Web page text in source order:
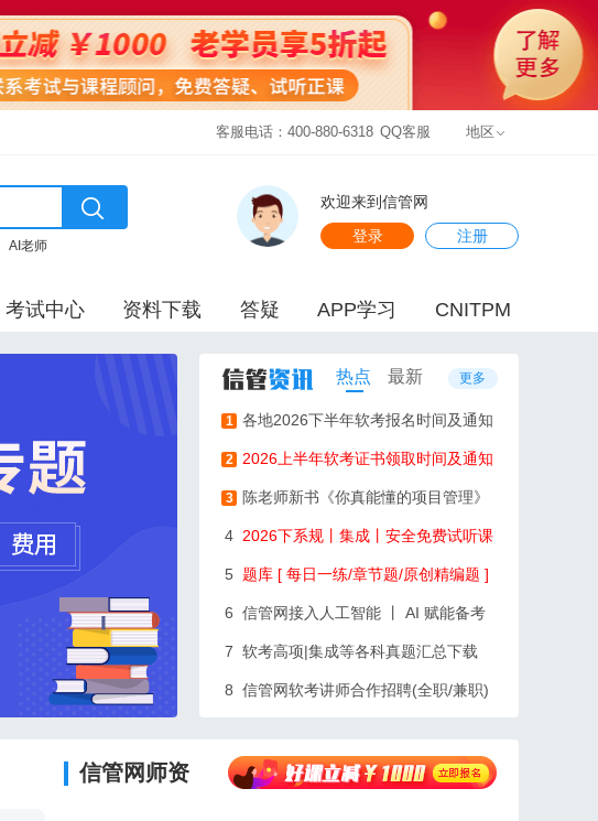
客服电话：400-880-6318 QQ客服 地区
AI老师
欢迎来到信管网
登录
注册
考试中心 资料下载 答疑 APP学习 CNITPM
热点 最新 更多
1 各地2026下半年软考报名时间及通知
2 2026上半年软考证书领取时间及通知
3 陈老师新书《你真能懂的项目管理》
4 2026下系规丨集成丨安全免费试听课
5 题库 [ 每日一练/章节题/原创精编题 ]
6 信管网接入人工智能 丨 AI 赋能备考
7 软考高项|集成等各科真题汇总下载
8 信管网软考讲师合作招聘(全职/兼职)
信管网师资